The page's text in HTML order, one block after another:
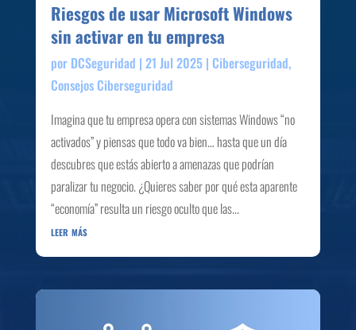
Riesgos de usar Microsoft Windows
sin activar en tu empresa
por DCSeguridad | 21 Jul 2025| Ciberseguridad,
Consejos Ciberseguridad
Imagina que tu empresa opera con sistemas Windows “no
activados” y piensas que todo va bien… hasta que un día
descubres que estás abierto a amenazas que podrían
paralizar tu negocio. ¿Quieres saber por qué esta aparente
“economía” resulta un riesgo oculto que las...
leer más